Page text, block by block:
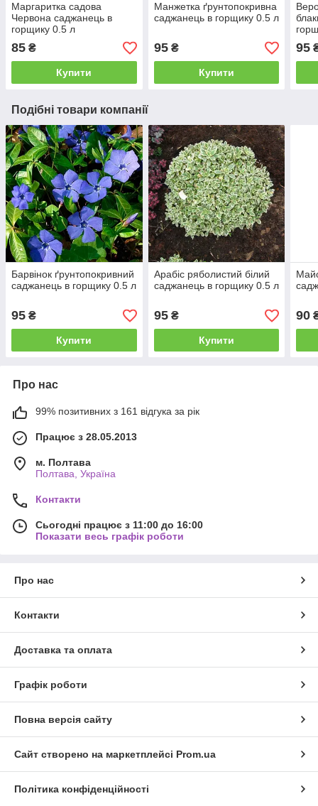
Маргаритка садова
Червона саджанець в
горщику 0.5 л
85 ₴
Купити
Манжетка ґрунтопокривна
саджанець в горщику 0.5 л
95₴
Купити
95
Подібні товари компанії
Барвінок ґрунтопокривний
саджанець в горщику 0.5 л
95 ₴
Купити
Арабіс ряболистий білий
саджанець в горщику 0.5 л
95₴
Купити
90
Про нас
99% позитивних з 161 відгука за рік
Працює з 28.05.2013
м. Полтава
Полтава, Україна
Контакти
Сьогодні працює з 11:00 до 16:00
Показати весь графік роботи
Про нас
Контакти
Доставка та оплата
Графік роботи
Повна версія сайту
Сайт створено на маркетплейсі Prom.ua
Політика конфіденційності